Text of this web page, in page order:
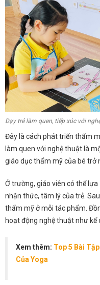
Dạy trẻ làm quen, tiếp xúc với
Đây là cách phát triển thẩm
làm quen với nghệ thuật là
giáo dục thẩm mỹ của bé trở
Ở trường, giáo viên có thể
nhận thức, tâm lý của trẻ.
thẩm mỹ ở mỗi tác phẩm.
hoạt động nghệ thuật như kể
Xem thêm: Top 5 Bài
Của Yoga